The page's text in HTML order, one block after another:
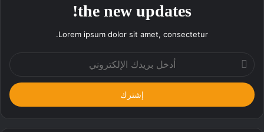
the new updates!
Lorem ipsum dolor sit amet, consectetur.
أدخل
بريدك
الإلكتروني